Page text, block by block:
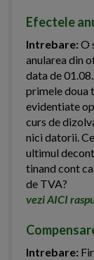
Efectele
Intrebare:O
anularea din
data de
primele doua
evidentiate
curs de
nici datorii.
ultimul
tinand cont
de TVA?
vezi AICI
Intrebare: